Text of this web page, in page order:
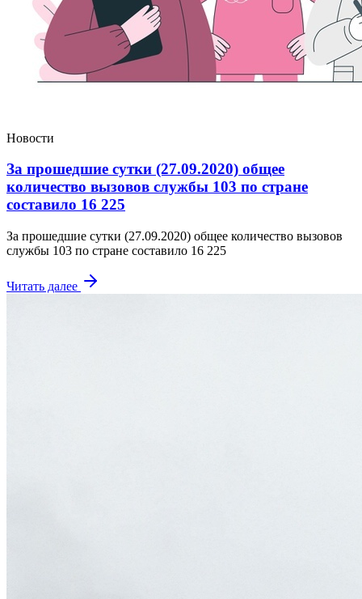
Новости
За прошедшие сутки (27.09.2020) общее
количество вызовов службы 103 по стране
составило 16 225
За прошедшие сутки (27.09.2020) общее количество вызовов
службы 103 по стране составило 16 225
Читать далее